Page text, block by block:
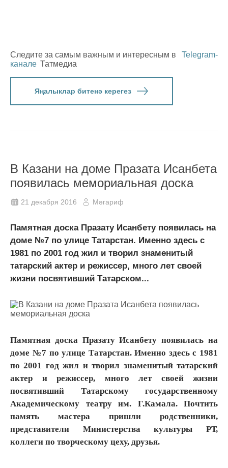
Следите за самым важным и интересным в
Telegram-
канале Татмедиа
Яңалыклар битенә керегез
В Казани на доме Празата Исанбета
появилась мемориальная доска
21 декабря 2016 Мәгариф
Памятная доска Празату Исанбету появилась на
доме №7 по улице Татарстан. Именно здесь с
1981 по 2001 год жил и творил знаменитый
татарский актер и режиссер, много лет своей
жизни посвятивший Татарском...
Памятная доска Празату Исанбету появилась на
доме №7 по улице Татарстан. Именно здесь с 1981
по 2001 год жил и творил знаменитый татарский
актер и режиссер, много лет своей жизни
посвятивший Татарскому государственному
Академическому театру им. Г.Камала. Почтить
память мастера пришли родственники,
представители Министерства культуры РТ,
коллеги по творческому цеху, друзья.